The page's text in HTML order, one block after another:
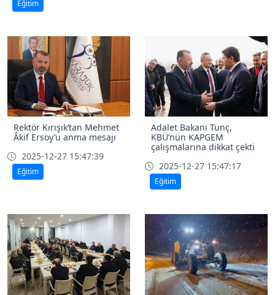
Eğitim
Rektör Kırışık’tan Mehmet
Âkif Ersoy’u anma mesajı
2025-12-27 15:47:39
Eğitim
Adalet Bakanı Tunç,
KBÜ’nün KAPGEM
çalışmalarına dikkat çekti
2025-12-27 15:47:17
Eğitim